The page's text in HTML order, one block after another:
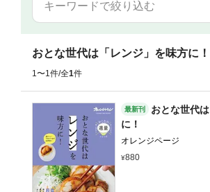
おとな世代は「レンジ」を味方に！
1〜1件/全1件
最新刊
おとな世代
に！
オレンジページ
880